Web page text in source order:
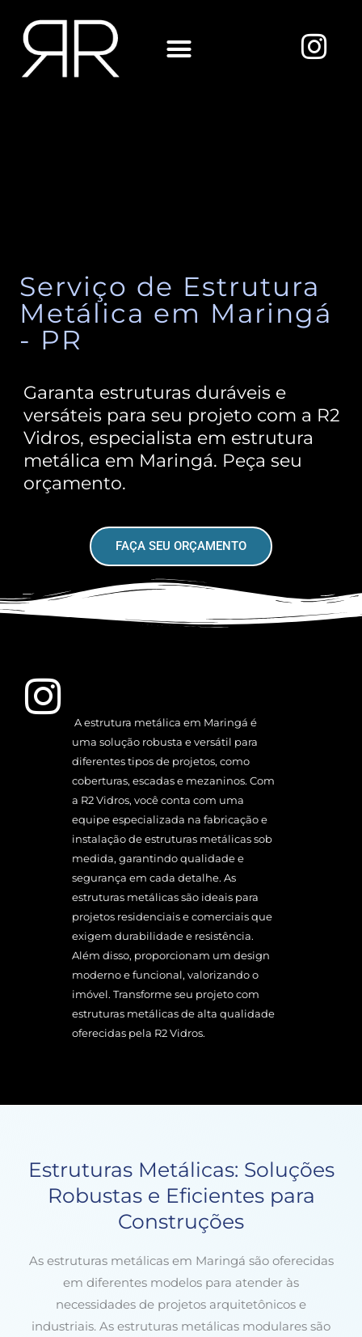
para
conteúdo
I
m
Serviço de Estrutura
Metálica em Maringá
- PR
Garanta estruturas duráveis e
versáteis para seu projeto com a R2
Vidros, especialista em estrutura
metálica em Maringá. Peça seu
orçamento.
FAÇA SEU ORÇAMENTO
A estrutura metálica em Maringá é
uma solução robusta e versátil para
diferentes tipos de projetos, como
coberturas, escadas e mezaninos. Com
a R2 Vidros, você conta com uma
equipe especializada na fabricação e
instalação de estruturas metálicas sob
medida, garantindo qualidade e
segurança em cada detalhe. As
estruturas metálicas são ideais para
projetos residenciais e comerciais que
exigem durabilidade e resistência.
Além disso, proporcionam um design
moderno e funcional, valorizando o
imóvel. Transforme seu projeto com
estruturas metálicas de alta qualidade
oferecidas pela R2 Vidros.
Estruturas Metálicas: Soluções
Robustas e Eficientes para
Construções
As estruturas metálicas em Maringá são oferecidas
em diferentes modelos para atender às
necessidades de projetos arquitetônicos e
industriais. As estruturas metálicas modulares são